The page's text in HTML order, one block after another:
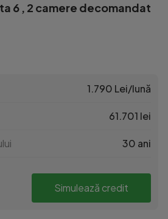
6 , 2 camere decomandat
1.790 Lei/lună
61.701 lei
30 ani
Simulează credit